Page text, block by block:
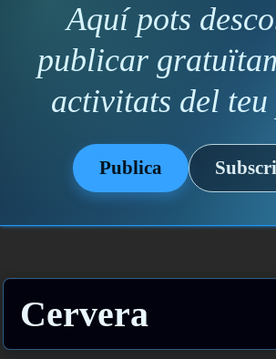
Aquí pots
publicar
activitats del teu
Publica
Cervera